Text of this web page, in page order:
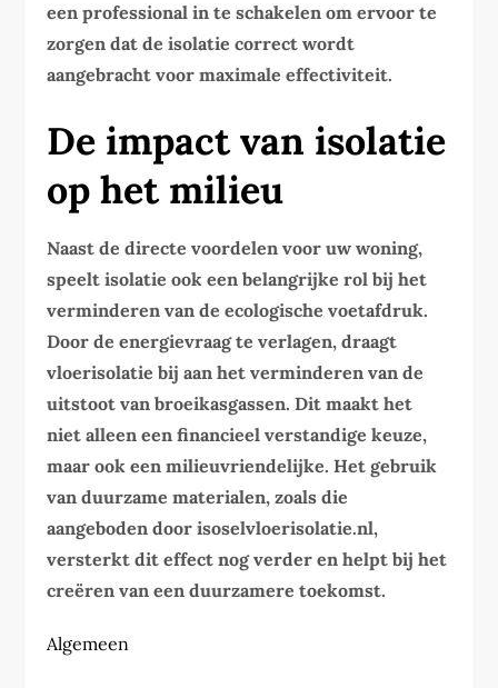
een professional in te schakelen om ervoor te
zorgen dat de isolatie correct wordt
aangebracht voor maximale effectiviteit.
De impact van isolatie
op het milieu
Naast de directe voordelen voor uw woning,
speelt isolatie ook een belangrijke rol bij het
verminderen van de ecologische voetafdruk.
Door de energievraag te verlagen, draagt
vloerisolatie bij aan het verminderen van de
uitstoot van broeikasgassen. Dit maakt het
niet alleen een financieel verstandige keuze,
maar ook een milieuvriendelijke. Het gebruik
van duurzame materialen, zoals die
aangeboden door isoselvloerisolatie.nl,
versterkt dit effect nog verder en helpt bij het
creëren van een duurzamere toekomst.
Algemeen